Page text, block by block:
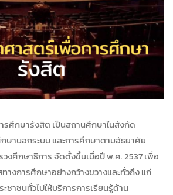
ศึกษารังสิต เป็นสถานศึกษาในสังกัด
ษานอกระบบ และการศึกษาตามอัธยาศัย
วงศึกษาธิการ จัดตั้งขึ้นเมื่อปี พ.ศ. 2537 เพื่อ
างการศึกษาอย่างกว้างขวางและทั่วถึง แก่
ชาชนทั่วไปให้บริการการเรียนรู้ด้าน